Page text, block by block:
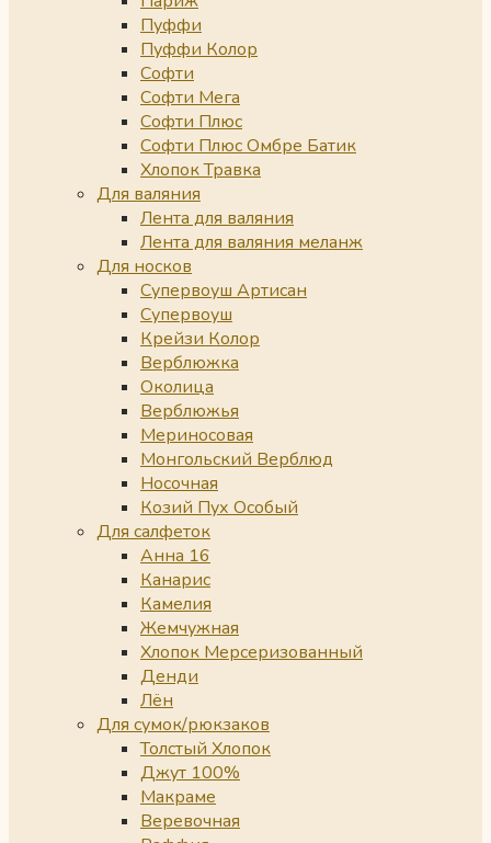
Пуффи
Пуффи Колор
Софти
Софти Мега
Софти Плюс
Софти Плюс Омбре Батик
Хлопок Травка
Для валяния
Лента для валяния
Лента для валяния меланж
Для носков
Супервоуш Артисан
Супервоуш
Крейзи Колор
Верблюжка
Околица
Верблюжья
Мериносовая
Монгольский Верблюд
Носочная
Козий Пух Особый
Для салфеток
Анна 16
Канарис
Камелия
Жемчужная
Хлопок Мерсеризованный
Денди
Лён
Для сумок/рюкзаков
Толстый Хлопок
Джут 100%
Макраме
Веревочная